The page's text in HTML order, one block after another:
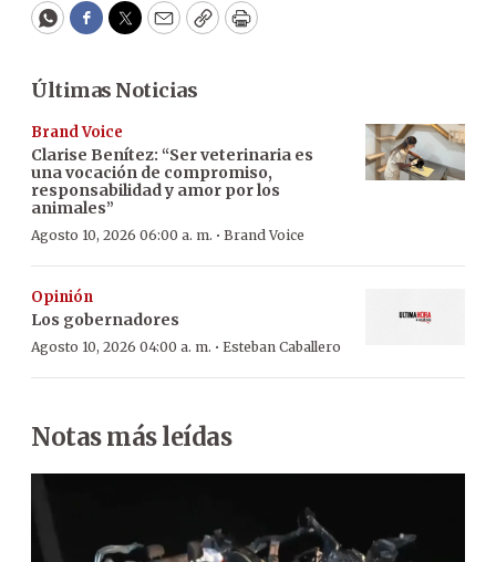
WhatsApp
Facebook
Twitter
EmailCopyPrint
Últimas Noticias
Brand Voice
Clarise Benítez: “Ser veterinaria es
una vocación de compromiso,
responsabilidad y amor por los
animales”
Agosto 10, 2026 06:00 a. m. · Brand Voice
Opinión
Los gobernadores
Agosto 10, 2026 04:00 a. m. · Esteban Caballero
Notas más leídas